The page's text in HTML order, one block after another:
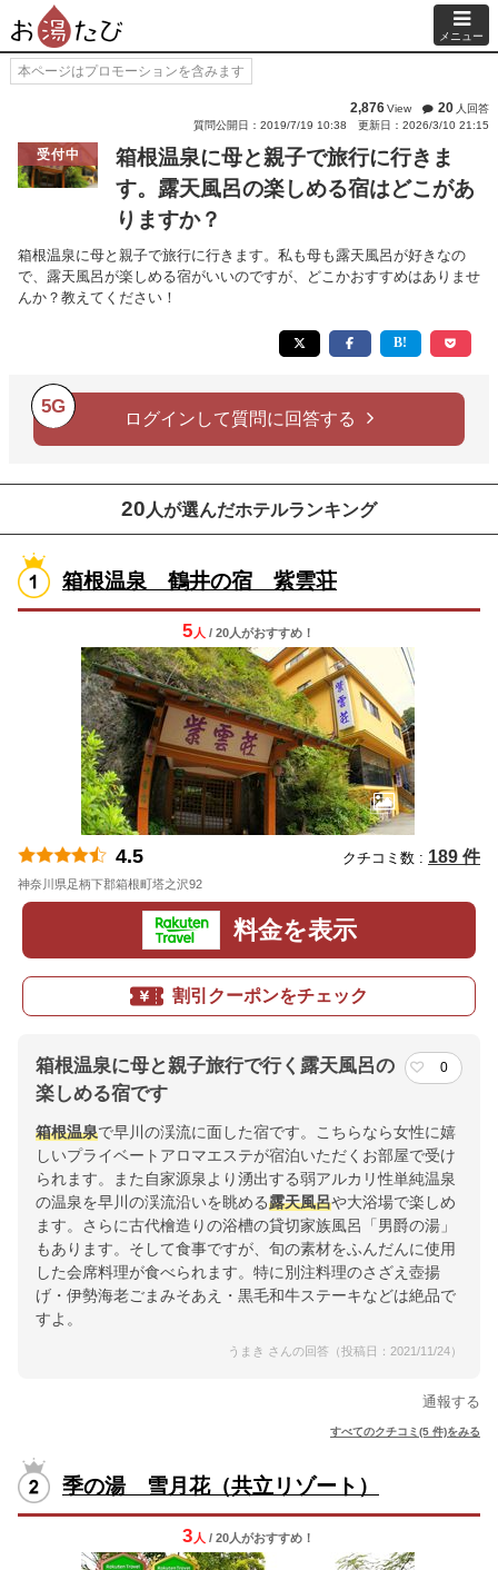
メニュー
本ページはプロモーションを含みます
2,876View 20 人回答
質問公開日：2019/7/19 10:38
更新日：2026/3/10 21:15
受付中
箱根温泉に母と親子で旅行に行きま
す。露天風呂の楽しめる宿はどこがあ
りますか？
箱根温泉に母と親子で旅行に行きます。私も母も露天風呂が好きなの
で、露天風呂が楽しめる宿がいいのですが、どこかおすすめはありませ
んか？教えてください！
5G
ログインして質問に回答する
20 人が選んだホテルランキング
箱根温泉 鶴井の宿 紫雲荘
5 人 / 20人がおすすめ！
4.5 クチコミ数 : 189 件
神奈川県足柄下郡箱根町塔之沢92
料金を表示
割引クーポンをチェック
箱根温泉に母と親子旅行で行く露天風呂の
楽しめる宿です
0
箱根温泉で早川の渓流に面した宿です。こちらなら女性に嬉
しいプライベートアロマエステが宿泊いただくお部屋で受け
られます。また自家源泉より湧出する弱アルカリ性単純温泉
の温泉を早川の渓流沿いを眺める露天風呂や大浴場で楽しめ
ます。さらに古代檜造りの浴槽の貸切家族風呂「男爵の湯」
もあります。そして食事ですが、旬の素材をふんだんに使用
した会席料理が食べられます。特に別注料理のさざえ壺揚
げ・伊勢海老ごまみそあえ・黒毛和牛ステーキなどは絶品で
すよ。
うまき さんの回答（投稿日：2021/11/24）
通報する
すべてのクチコミ(5 件)をみる
季の湯 雪月花（共立リゾート）
3 人 / 20人がおすすめ！